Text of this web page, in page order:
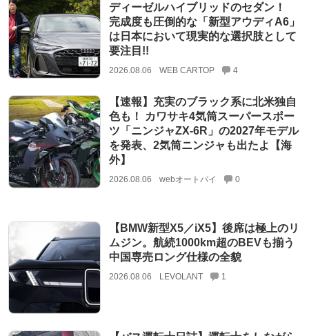
ディーゼルハイブリッドのセダン！
完成度も圧倒的な「新型アウディA6」
は日本において現実的な選択肢として
要注目!!
2026.08.06 WEB CARTOP 4
【速報】充実のブラック系に北米独自
色も！ カワサキ4気筒スーパースポー
ツ「ニンジャZX-6R」の2027年モデル
を発表、2気筒ニンジャも出たよ【海
外】
2026.08.06 webオートバイ 0
【BMW新型X5／iX5】後席は極上のリ
ムジン。航続1000km超のBEVも揃う
中国専売ロング仕様の全貌
2026.08.06 LEVOLANT 1